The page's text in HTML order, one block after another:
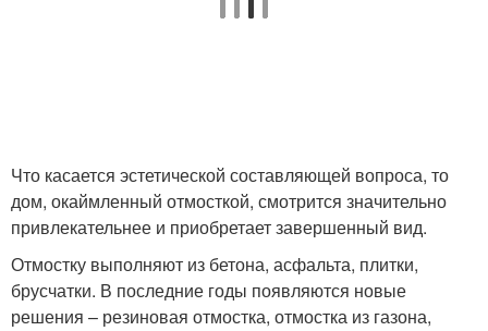
Что касается эстетической составляющей вопроса, то
дом, окаймленный отмосткой, смотрится значительно
привлекательнее и приобретает завершенный вид.
Отмостку выполняют из бетона, асфальта, плитки,
брусчатки. В последние годы появляются новые
решения – резиновая отмостка, отмостка из газона,